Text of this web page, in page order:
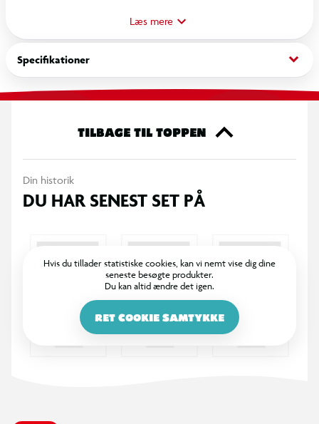
aldersgrupper og sværhedsgrader. Få glæde af den fine
Ravensburger-kvalitet med denne familievenlige aktivitet.
Fra 9 år
Læs mere
Specifikationer keyboard_arrow_down
TILBAGE TIL TOPPEN
Din historik
DU HAR SENEST SET PÅ
Hvis du tillader statistiske cookies, kan vi nemt vise dig dine
seneste besøgte produkter.
Du kan altid ændre det igen.
RET COOKIE SAMTYKKE